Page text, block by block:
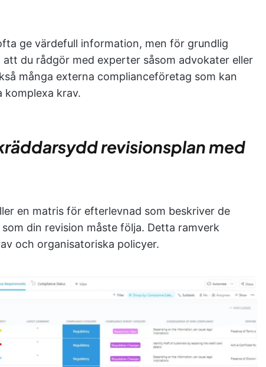
ge värdefull information, men för grundlig
du rådgör med experter såsom advokater eller
många externa complianceföretag som kan
komplexa krav.
revisionsplan med
en matris för efterlevnad som beskriver de
din revision måste följa. Detta ramverk
och organisatoriska policyer.